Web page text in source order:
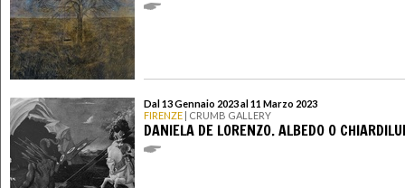
Dal 13 Gennaio 2023 al 11 Marzo 2023
FIRENZE | CRUMB GALLERY
DANIELA DE LORENZO. ALBEDO O